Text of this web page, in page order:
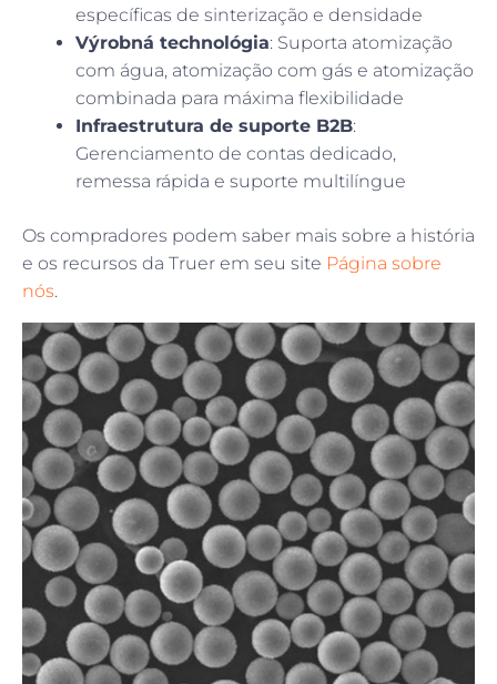
específicas de sinterização e densidade
Výrobná technológia: Suporta atomização
com água, atomização com gás e atomização
combinada para máxima flexibilidade
Infraestrutura de suporte B2B:
Gerenciamento de contas dedicado,
remessa rápida e suporte multilíngue
Os compradores podem saber mais sobre a história
e os recursos da Truer em seu site Página sobre
nós.